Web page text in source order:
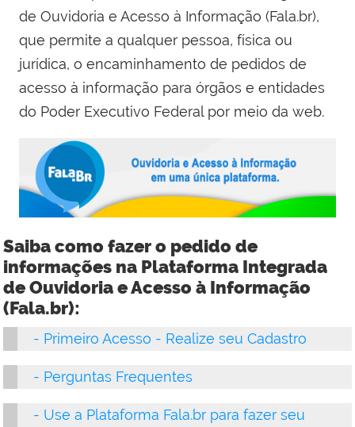
de Ouvidoria e Acesso à Informação (Fala.br),
que permite a qualquer pessoa, física ou
jurídica, o encaminhamento de pedidos de
acesso à informação para órgãos e entidades
do Poder Executivo Federal por meio da web.
Saiba como fazer o pedido de
informações na Plataforma Integrada
de Ouvidoria e Acesso à Informação
(Fala.br):
- Primeiro Acesso - Realize seu Cadastro
- Perguntas Frequentes
- Use a Plataforma Fala.br para fazer seu